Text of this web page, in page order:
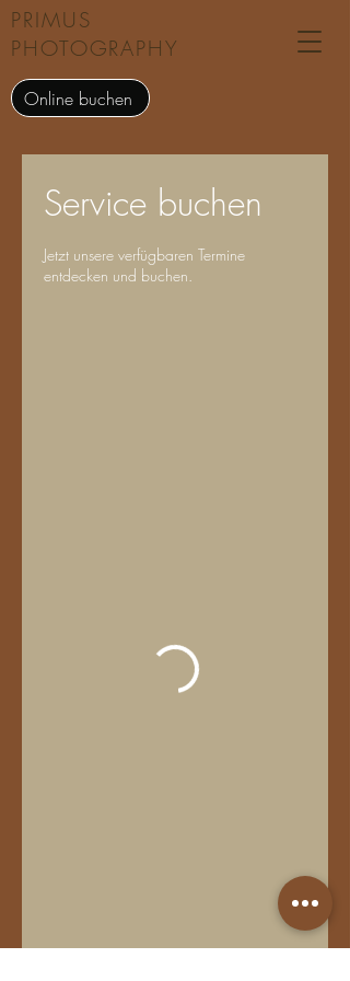
PRIMUS
PHOTOGRAPHY
Online buchen
Service buchen
Jetzt unsere verfügbaren Termine
entdecken und buchen.